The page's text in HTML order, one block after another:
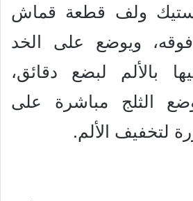
ولف قطعة قماش
ويوضع على الخد
بالألم لبضع دقائق،
الثلج مباشرة على
لتخفيف الألم.